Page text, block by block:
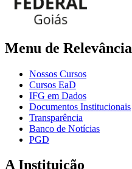
Menu de Relevância
Nossos Cursos
Cursos EaD
IFG em Dados
Documentos Institucionais
Transparência
Banco de Notícias
PGD
A Instituição